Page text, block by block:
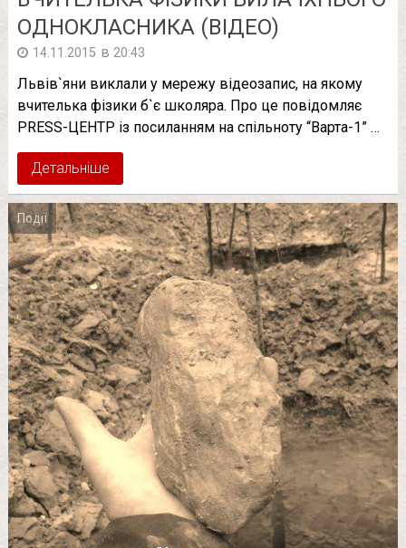
ОДНОКЛАСНИКА (ВІДЕО)
14.11.2015 в 20:43
Львів`яни виклали у мережу відеозапис, на якому
вчителька фізики б`є школяра. Про це повідомляє
PRESS-ЦЕНТР із посиланням на спільноту “Варта-1” …
Детальніше
Події